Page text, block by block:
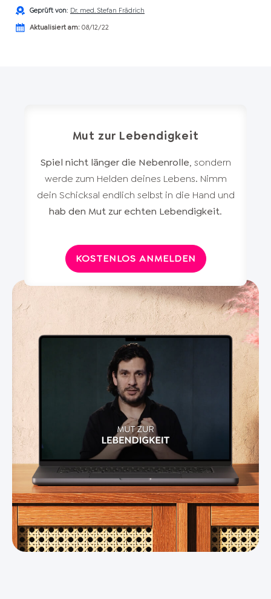
Geprüft von: Dr. med. Stefan Frädrich
Aktualisiert am: 08/12/22
Mut zur Lebendigkeit
Spiel nicht länger die Nebenrolle, sondern
werde zum Helden deines Lebens. Nimm
dein Schicksal endlich selbst in die Hand und
hab den Mut zur echten Lebendigkeit.
KOSTENLOS ANMELDEN